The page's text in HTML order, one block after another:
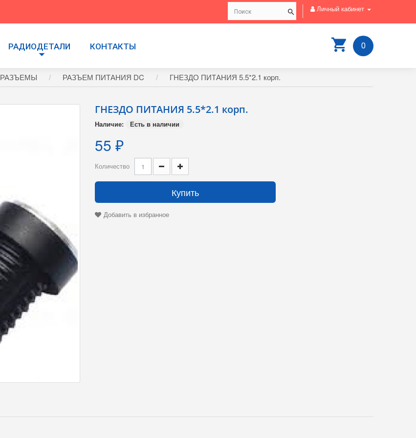
Личный кабинет
0
РАДИОДЕТАЛИ КОНТАКТЫ
РАЗЪЕМЫ РАЗЪЕМ ПИТАНИЯ DC ГНЕЗДО ПИТАНИЯ 5.5*2.1 коpп.
ГНЕЗДО ПИТАНИЯ 5.5*2.1 коpп.
Наличие: Есть в наличии
55 ₽
Количество
Купить
Добавить в избранное